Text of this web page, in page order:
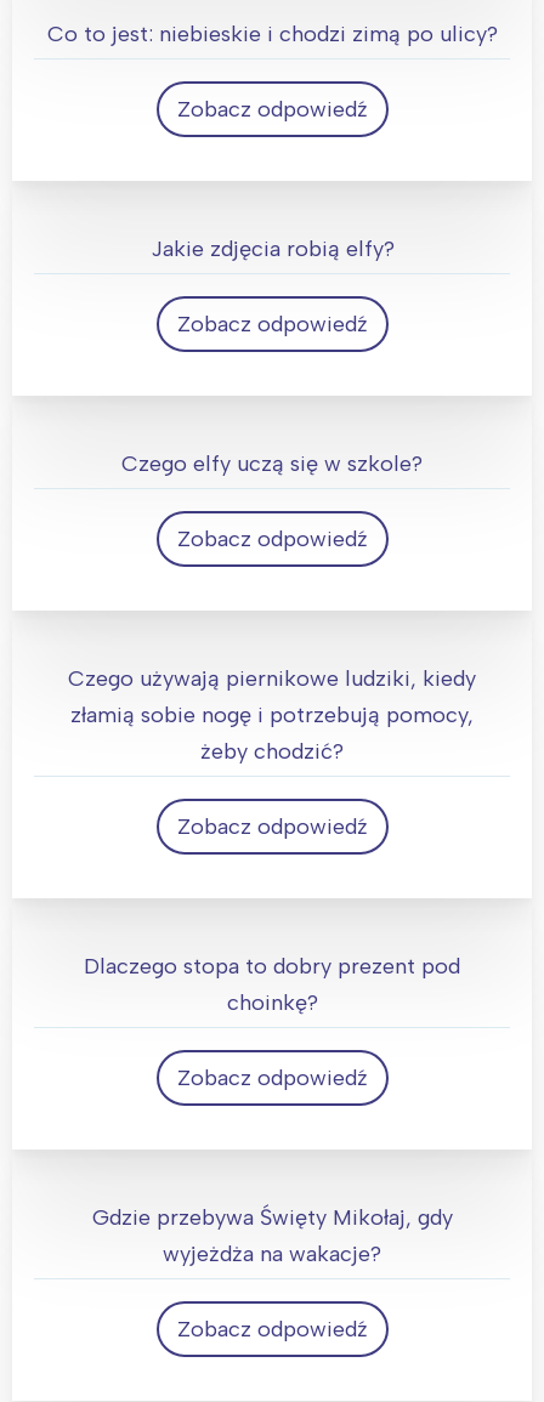
Co to jest: niebieskie i chodzi zimą po ulicy?
Zobacz odpowiedź
Święty Mikołaj w przefarbowanym ubraniu
Jakie zdjęcia robią elfy?
Zobacz odpowiedź
Elfie!
Czego elfy uczą się w szkole?
Zobacz odpowiedź
elfa-betu
Czego używają piernikowe ludziki, kiedy
złamią sobie nogę i potrzebują pomocy,
żeby chodzić?
Zobacz odpowiedź
Laski cukrowej
Dlaczego stopa to dobry prezent pod
choinkę?
Zobacz odpowiedź
Ponieważ idealnie pasuje do świątecznej
Gdzie przebywa Święty Mikołaj, gdy
wyjeżdża na wakacje?
Zobacz odpowiedź
Interesują mnie wydarzenia z
tego regionu:
Trójmiasto
Poznań
Wrocław
Południe
Północ
Wszystkie